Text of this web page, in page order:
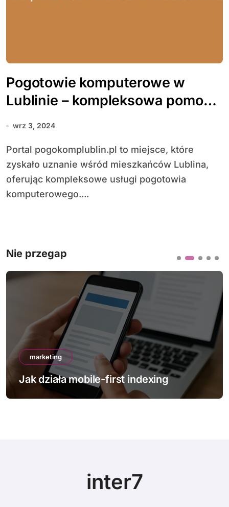
Pogotowie komputerowe w
Lublinie – kompleksowa pomoc
dla mieszkańców
wrz 3, 2024
Portal pogokomplublin.pl to miejsce, które
zyskało uznanie wśród mieszkańców Lublina,
oferując kompleksowe usługi pogotowia
komputerowego....
Nie przegap
marketing
Jak działa mobile-first indexing
inter7